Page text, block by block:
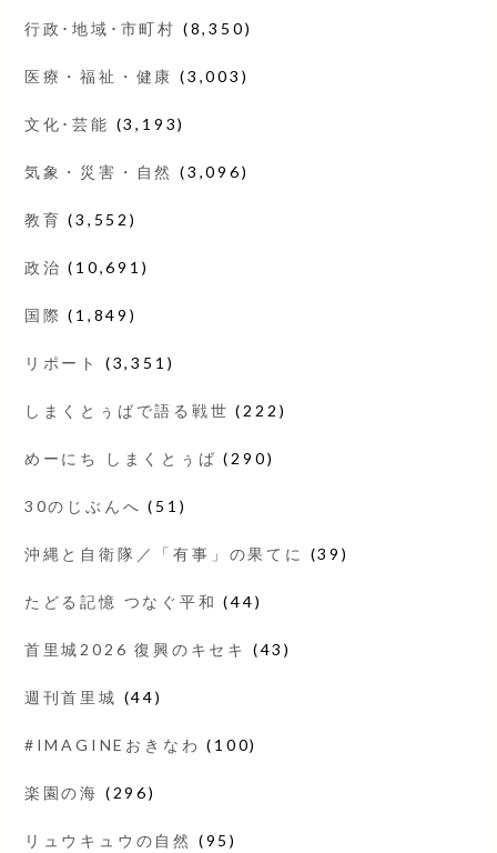
行政･地域･市町村 (8,350)
医療・福祉・健康 (3,003)
文化･芸能 (3,193)
気象・災害・自然 (3,096)
教育 (3,552)
政治 (10,691)
国際 (1,849)
リポート (3,351)
しまくとぅばで語る戦世 (222)
めーにち しまくとぅば (290)
30のじぶんへ (51)
沖縄と自衛隊／「有事」の果てに (39)
たどる記憶 つなぐ平和 (44)
首里城2026 復興のキセキ (43)
週刊首里城 (44)
#IMAGINEおきなわ (100)
楽園の海 (296)
リュウキュウの自然 (95)